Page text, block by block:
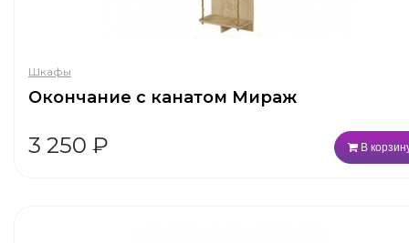
Шкафы
Окончание с канатом Мираж
3 250 ₽ В